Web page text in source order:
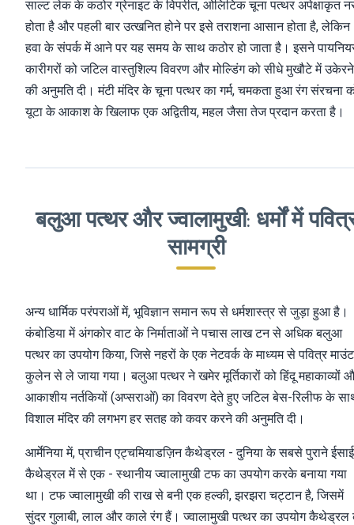
साल्ट लेक के कठोर ग्रेनाइट के विपरीत, ओलिटिक चूना पत्थर अपेक्षाकृत
होता है और पहली बार उत्खनित होने पर इसे तराशना आसान होता है, लेकिन
हवा के संपर्क में आने पर यह समय के साथ कठोर हो जाता है। इसने
कारीगरों को जटिल वास्तुशिल्प विवरण और मोल्डिंग को सीधे मुखौटे में उकेरने
की अनुमति दी। मंटी मंदिर के चूना पत्थर का गर्म, चमकता हुआ रंग संरचना
यूटा के आकाश के खिलाफ एक अद्वितीय, महल जैसा तेज प्रदान करता है।
बलुआ पत्थर और ज्वालामुखी: धर्मों में
सामग्री
अन्य धार्मिक परंपराओं में, भूविज्ञान समान रूप से धर्मशास्त्र से जुड़ा हुआ है।
कंबोडिया में अंगकोर वाट के निर्माताओं ने पचास लाख टन से अधिक बलुआ
पत्थर का उपयोग किया, जिसे नहरों के एक नेटवर्क के माध्यम से पवित्र माउंट
कुलेन से ले जाया गया। बलुआ पत्थर ने खमेर मूर्तिकारों को हिंदू महाकाव्यों
आकाशीय नर्तकियों (अप्सराओं) का विवरण देते हुए जटिल बेस-रिलीफ के
विशाल मंदिर की लगभग हर सतह को कवर करने की अनुमति दी।
आर्मेनिया में, प्राचीन एट्चमियाडज़िन कैथेड्रल - दुनिया के सबसे पुराने ईसाई
कैथेड्रल में से एक - स्थानीय ज्वालामुखी टफ का उपयोग करके बनाया गया
था। टफ ज्वालामुखी की राख से बनी एक हल्की, झरझरा चट्टान है, जिसमें
सुंदर गुलाबी, लाल और काले रंग हैं। ज्वालामुखी पत्थर का उपयोग कैथेड्रल